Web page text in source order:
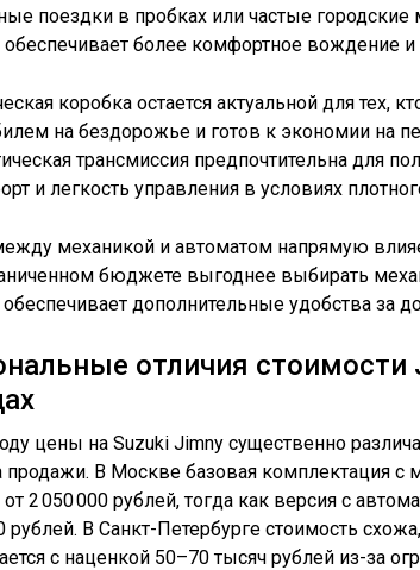
поездки в пробках или частые
обеспечивает более комфортное вождение и
коробка остается актуальной для тех,
на бездорожье и готов к экономии на
трансмиссия предпочтительна для
и легкость управления в условиях
механикой и автоматом напрямую
бюджете выгоднее выбирать
дополнительные удобства за
отличия стоимости
цены на Suzuki Jimny существенно
продажи. В Москве базовая комплектация с
от 2 050 000 рублей, тогда как версия с
рублей. В Санкт-Петербурге стоимость
с наценкой 50–70 тысяч рублей из-за